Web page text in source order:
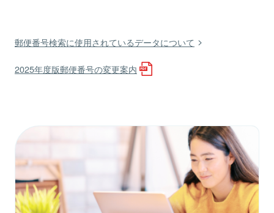
郵便番号検索に使用されているデータについて
2025年度版郵便番号の変更案内